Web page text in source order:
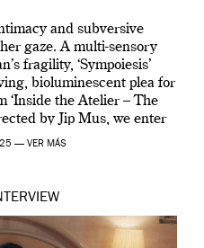
and subversive
gaze. A multi-sensory
fragility, ‘Sympoiesis’
bioluminescent plea for
‘Inside the Atelier – The
by Jip Mus, we enter
Iris van Herpen’s […]
— VER MÁS